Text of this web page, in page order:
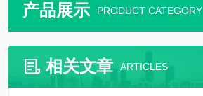
产品展示 PRODUCT CATEGORY
相关文章 ARTICLES